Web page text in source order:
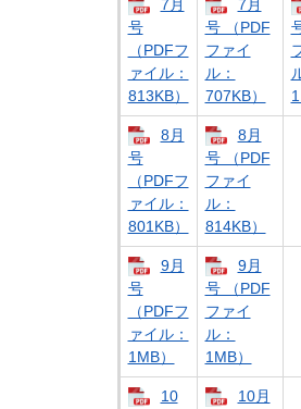
7月
号
（PDFフ
ァイル：
813KB）
7月
号 （PDF
ファイ
ル：
707KB）
8月
号
（PDFフ
ァイル：
801KB）
8月
号 （PDF
ファイ
ル：
814KB）
9月
号
（PDFフ
ァイル：
1MB）
9月
号 （PDF
ファイ
ル：
1MB）
10
10月